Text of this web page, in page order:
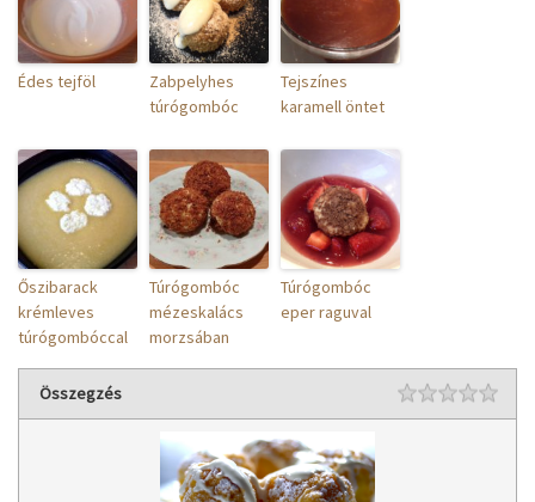
Édes tejföl
Zabpelyhes
túrógombóc
Tejszínes
karamell öntet
Őszibarack
krémleves
túrógombóccal
Túrógombóc
mézeskalács
morzsában
Túrógombóc
eper raguval
Összegzés